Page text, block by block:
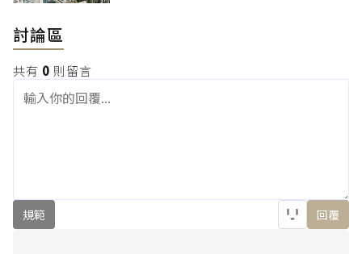
討論區
共有 0 則留言
規範 回覆